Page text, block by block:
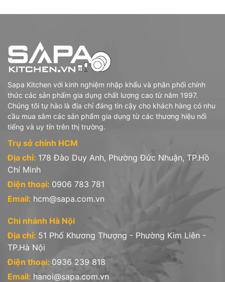
3 - Iwaki (Nhật Bản): gồm các sản phẩm
- Hũ hộp thủy tinh chịu nhiệt borosilicate
4- Stoneline (Đức): sản phẩm Nồi chảo chống dính phủ đá thiên
nhiên
5- Sapata (Việt Nam): gồm sản phẩm hũ hộp, chai lọ thủy tinh
Văn phòng công ty:
* Trụ sở tại Hồ Chí Minh: 178 Đào Duy Anh, P.9, Q. Phú Nhuận,
Liệt - Quận Đống Đa - Hà Nội
Hotline: 0936 239 818
Sapa Kitchen với kinh nghiệm nhập khẩu và phân phối chính
thức các sản phẩm gia dụng chất lượng cao từ năm 1997.
Chúng tôi tự hào là địa chỉ đáng tin cậy cho khách hàng có nhu
cầu mua sắm các sản phẩm gia dụng từ các thương hiệu nổi
tiếng và uy tín trên thị trường.
Trụ sở chính HCM
Địa chỉ: 178 Đào Duy Anh, Phường Đức Nhuận, TP.Hồ
Chí Minh
Điện thoại: 0906 783 781
Email: hcm@sapa.com.vn
Chi nhánh Hà Nội
Địa chỉ: 51 Phố Khương Thượng - Phường Kim Liên -
TP.Hà Nội
Điện thoại: 0936 239 818
Email: hanoi@sapa.com.vn